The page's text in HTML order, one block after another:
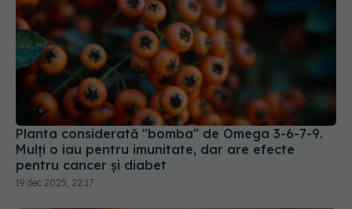
Planta considerată "bomba" de Omega 3-6-7-9.
Mulți o iau pentru imunitate, dar are efecte
pentru cancer și diabet
19 dec 2025, 22:17